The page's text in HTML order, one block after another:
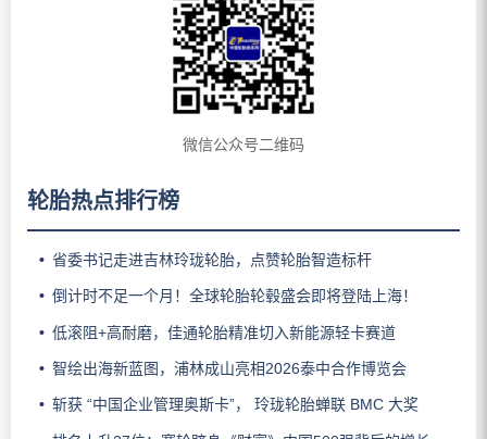
微信公众号二维码
轮胎热点排行榜
省委书记走进吉林玲珑轮胎，点赞轮胎智造标杆
倒计时不足一个月！全球轮胎轮毂盛会即将登陆上海！
低滚阻+高耐磨，佳通轮胎精准切入新能源轻卡赛道
智绘出海新蓝图，浦林成山亮相2026泰中合作博览会
斩获 “中国企业管理奥斯卡”， 玲珑轮胎蝉联 BMC 大奖